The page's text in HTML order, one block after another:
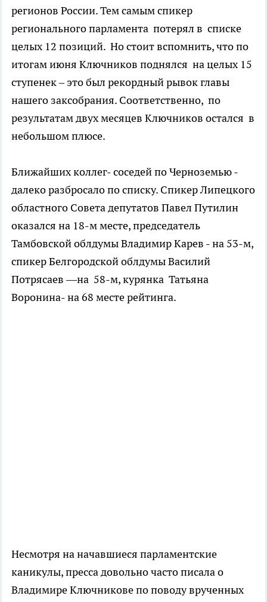
регионов России. Тем самым спикер
регионального парламента потерял в списке
целых 12 позиций. Но стоит вспомнить, что по
итогам июня Ключников поднялся на целых 15
ступенек – это был рекордный рывок главы
нашего заксобрания. Соответственно, по
результатам двух месяцев Ключников остался в
небольшом плюсе.
Ближайших коллег- соседей по Черноземью -
далеко разбросало по списку. Спикер Липецкого
областного Совета депутатов Павел Путилин
оказался на 18-м месте, председатель
Тамбовской облдумы Владимир Карев - на 53-м,
спикер Белгородской облдумы Василий
Потрясаев —на 58-м, курянка Татьяна
Воронина- на 68 месте рейтинга.
Несмотря на начавшиеся парламентские
каникулы, пресса довольно часто писала о
Владимире Ключникове по поводу врученных